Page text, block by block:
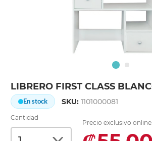
LIBRERO FIRST CLASS
En stock SKU:1101000081
Cantidad
Precio exclusivo online: